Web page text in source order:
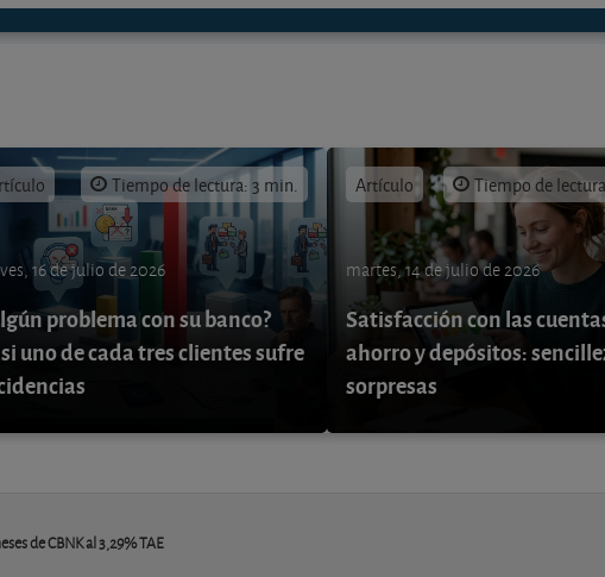
Tiempo de lectura: 3 min.
16 de julio de 2026
problema con su banco?
uno de cada tres clientes sufre
Artículo Tiempo de
martes, 14 de julio de 2026
Satisfacción con las
ahorro y depósitos:
sorpresas
de CBNK al 3,29% TAE